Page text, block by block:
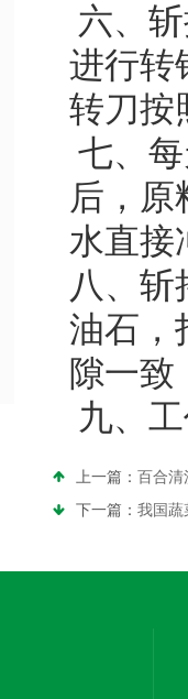
六、
进行转
转刀按
七、
后，
水直接
八、
油石，
隙一致
九、
上一篇： 百合
下一篇： 我国蔬